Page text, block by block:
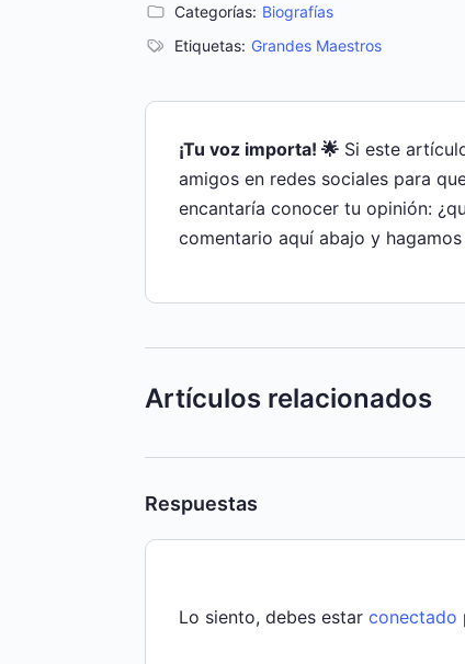
Categorías: Biografías
Etiquetas: Grandes Maestros
¡Tu voz importa! 🌟 Si este
amigos en redes sociales para
encantaría conocer tu opinión:
comentario aquí abajo y
Artículos relacionados
Respuestas
Lo siento, debes estar conectado